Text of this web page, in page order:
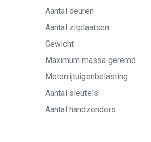
Aantal deuren
Aantal zitplaatsen
Gewicht
Maximum massa geremd
Motorrijtuigenbelasting
Aantal sleutels
Aantal handzenders